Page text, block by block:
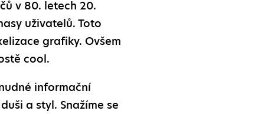
v 80. letech 20.
uživatelů. Toto
grafiky. Ovšem
cool.
informační
a styl. Snažíme se